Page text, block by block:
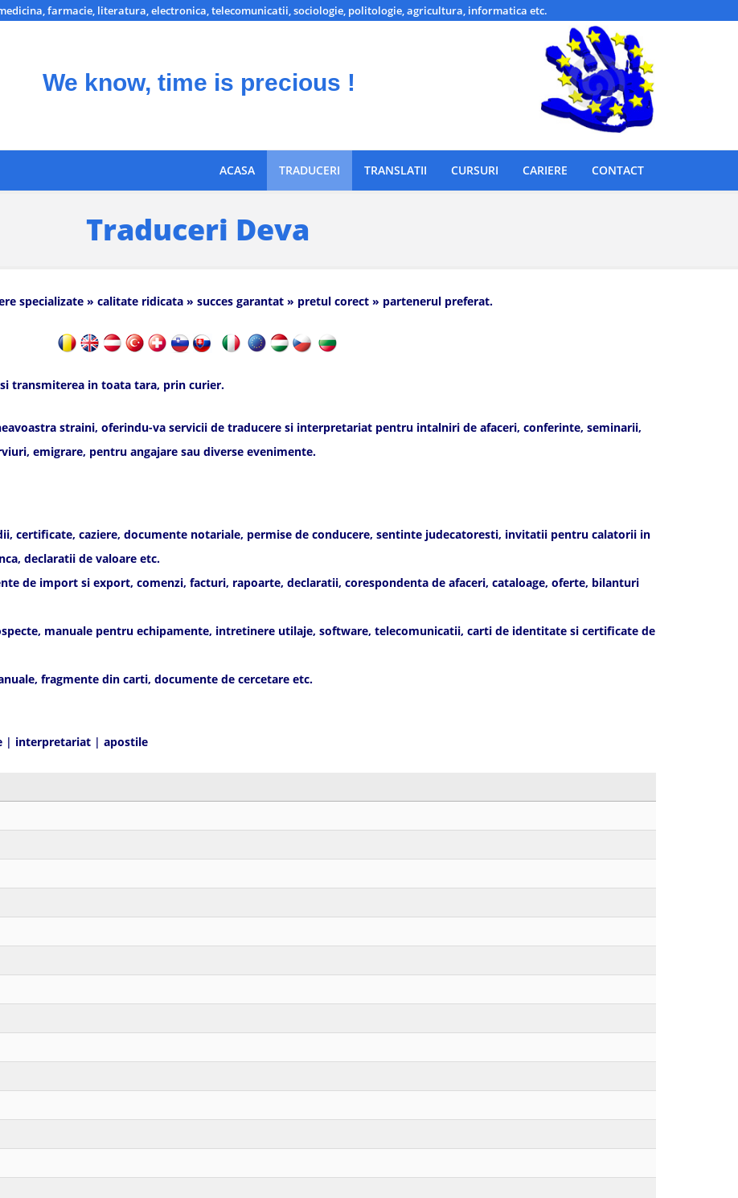
farmacie, literatura, electronica, telecomunicatii, sociologie, politologie, agricultura, informatica etc.
We know, time is precious !
ACASA TRADUCERI TRANSLATII CURSURI CARIERE CONTACT
Traduceri Deva
specializate » calitate ridicata » succes garantat » pretul corect » partenerul preferat.
transmiterea in toata tara, prin curier.
straini, oferindu-va servicii de traducere si interpretariat pentru intalniri de afaceri, conferinte, seminarii,
emigrare, pentru angajare sau diverse evenimente.
certificate, caziere, documente notariale, permise de conducere, sentinte judecatoresti, invitatii pentru calatorii in
declaratii de valoare etc.
de import si export, comenzi, facturi, rapoarte, declaratii, corespondenta de afaceri, cataloage, oferte, bilanturi
manuale pentru echipamente, intretinere utilaje, software, telecomunicatii, carti de identitate si certificate de
fragmente din carti, documente de cercetare etc.
| interpretariat | apostile